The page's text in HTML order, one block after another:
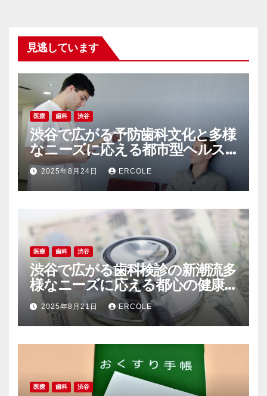
見逃しています
医療 歯科 渋谷
渋谷で広がる予防歯科文化と多様
なニーズに応える都市型ヘルス
ケアの新常識
2025年8月24日 ERCOLE
医療 歯科 渋谷
渋谷で広がる歯科検診の新潮流多
様なニーズに応える都心の健康
最前線
2025年8月21日 ERCOLE
医療 歯科 渋谷